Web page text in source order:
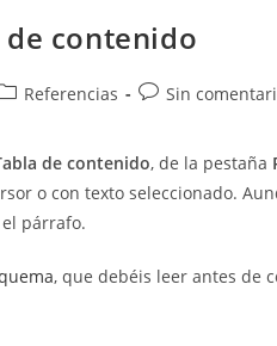
contenido
Referencias
Comentarios
entrada:
Sin
de contenido, de la pestaña
o con texto seleccionado.
párrafo.
, que debéis leer antes de